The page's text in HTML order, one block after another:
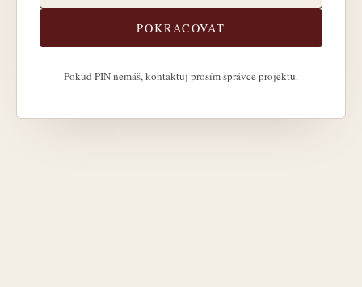
POKRAČOVAT
Pokud PIN nemáš, kontaktuj prosím správce projektu.